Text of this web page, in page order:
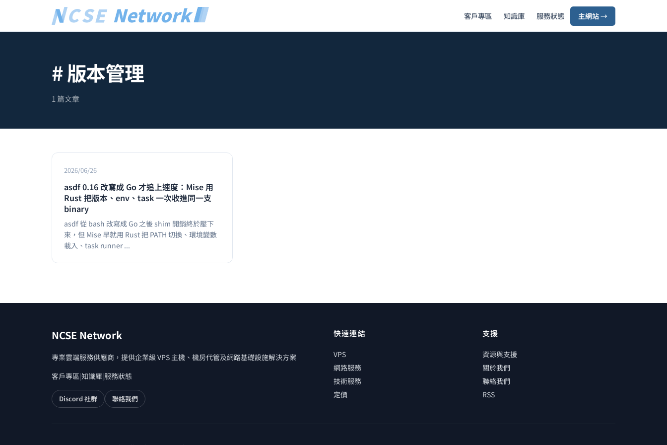
客戶專區 知識庫 服務狀態 主網站 →
# 版本管理
1 篇文章
2026/06/26
asdf 0.16 改寫成 Go 才追上速度：Mise 用
Rust 把版本、env、task 一次收進同一支
binary
asdf 從 bash 改寫成 Go 之後 shim 開銷終於壓下
來，但 Mise 早就用 Rust 把 PATH 切換、環境變數
載入、task runner ...
NCSE Network
專業雲端服務供應商，提供企業級 VPS 主機、機房代管及網路基礎設施解決方案
客戶專區|知識庫|服務狀態
Discord 社群 聯絡我們
快速連結
VPS
網路服務
技術服務
定價
支援
資源與支援
關於我們
聯絡我們
RSS